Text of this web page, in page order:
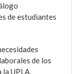
de estudiantes
de los
la UPLA,